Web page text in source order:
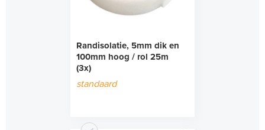
Randisolatie, 5mm dik en
100mm hoog / rol 25m
(3x)
standaard